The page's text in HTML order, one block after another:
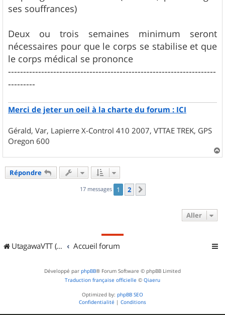
ses souffrances)
Deux ou trois semaines minimum seront
nécessaires pour que le corps se stabilise et que
le corps médical se prononce
---------------------------------------------------------------------
---------
Merci de jeter un oeil à la charte du forum : ICI
Gérald, Var, Lapierre X-Control 410 2007, VTTAE TREK, GPS
Oregon 600
a
Répondre
17 messages 1 2
Aller
UtagawaVTT (Randos VTT et VTTAE avec traces GPS) Accueil forum
Développé par phpBB® Forum Software © phpBB Limited
Traduction française officielle © Qiaeru
Optimized by: phpBB SEO
Confidentialité | Conditions